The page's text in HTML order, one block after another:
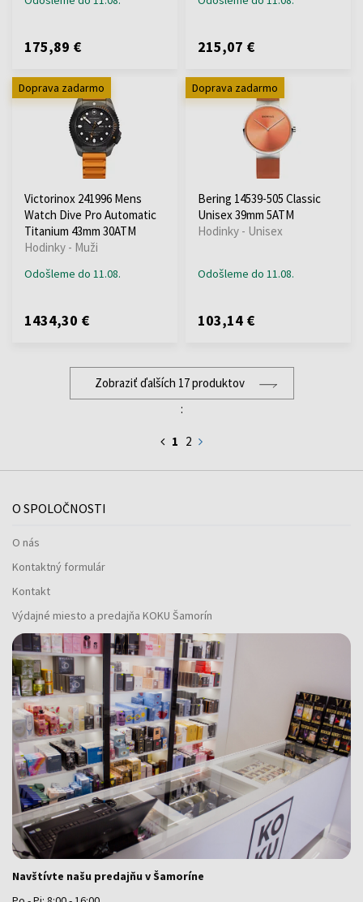
175,89 € 215,07 €
Doprava zadarmo
Victorinox 241996 Mens
Watch Dive Pro Automatic
Titanium 43mm 30ATM
Hodinky - Muži
Odošleme do 11.08.
1434,30 €
Doprava zadarmo
Bering 14539-505 Classic
Unisex 39mm 5ATM
Hodinky - Unisex
Odošleme do 11.08.
103,14 €
Zobraziť ďalších 17 produktov
:
1 2
O SPOLOČNOSTI
O nás
Kontaktný formulár
Kontakt
Výdajné miesto a predajňa KOKU Šamorín
Navštívte našu predajňu v Šamoríne